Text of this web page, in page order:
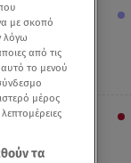
με σκοπό
λόγω
από τις
αυτό το μενού
μέρος
τα